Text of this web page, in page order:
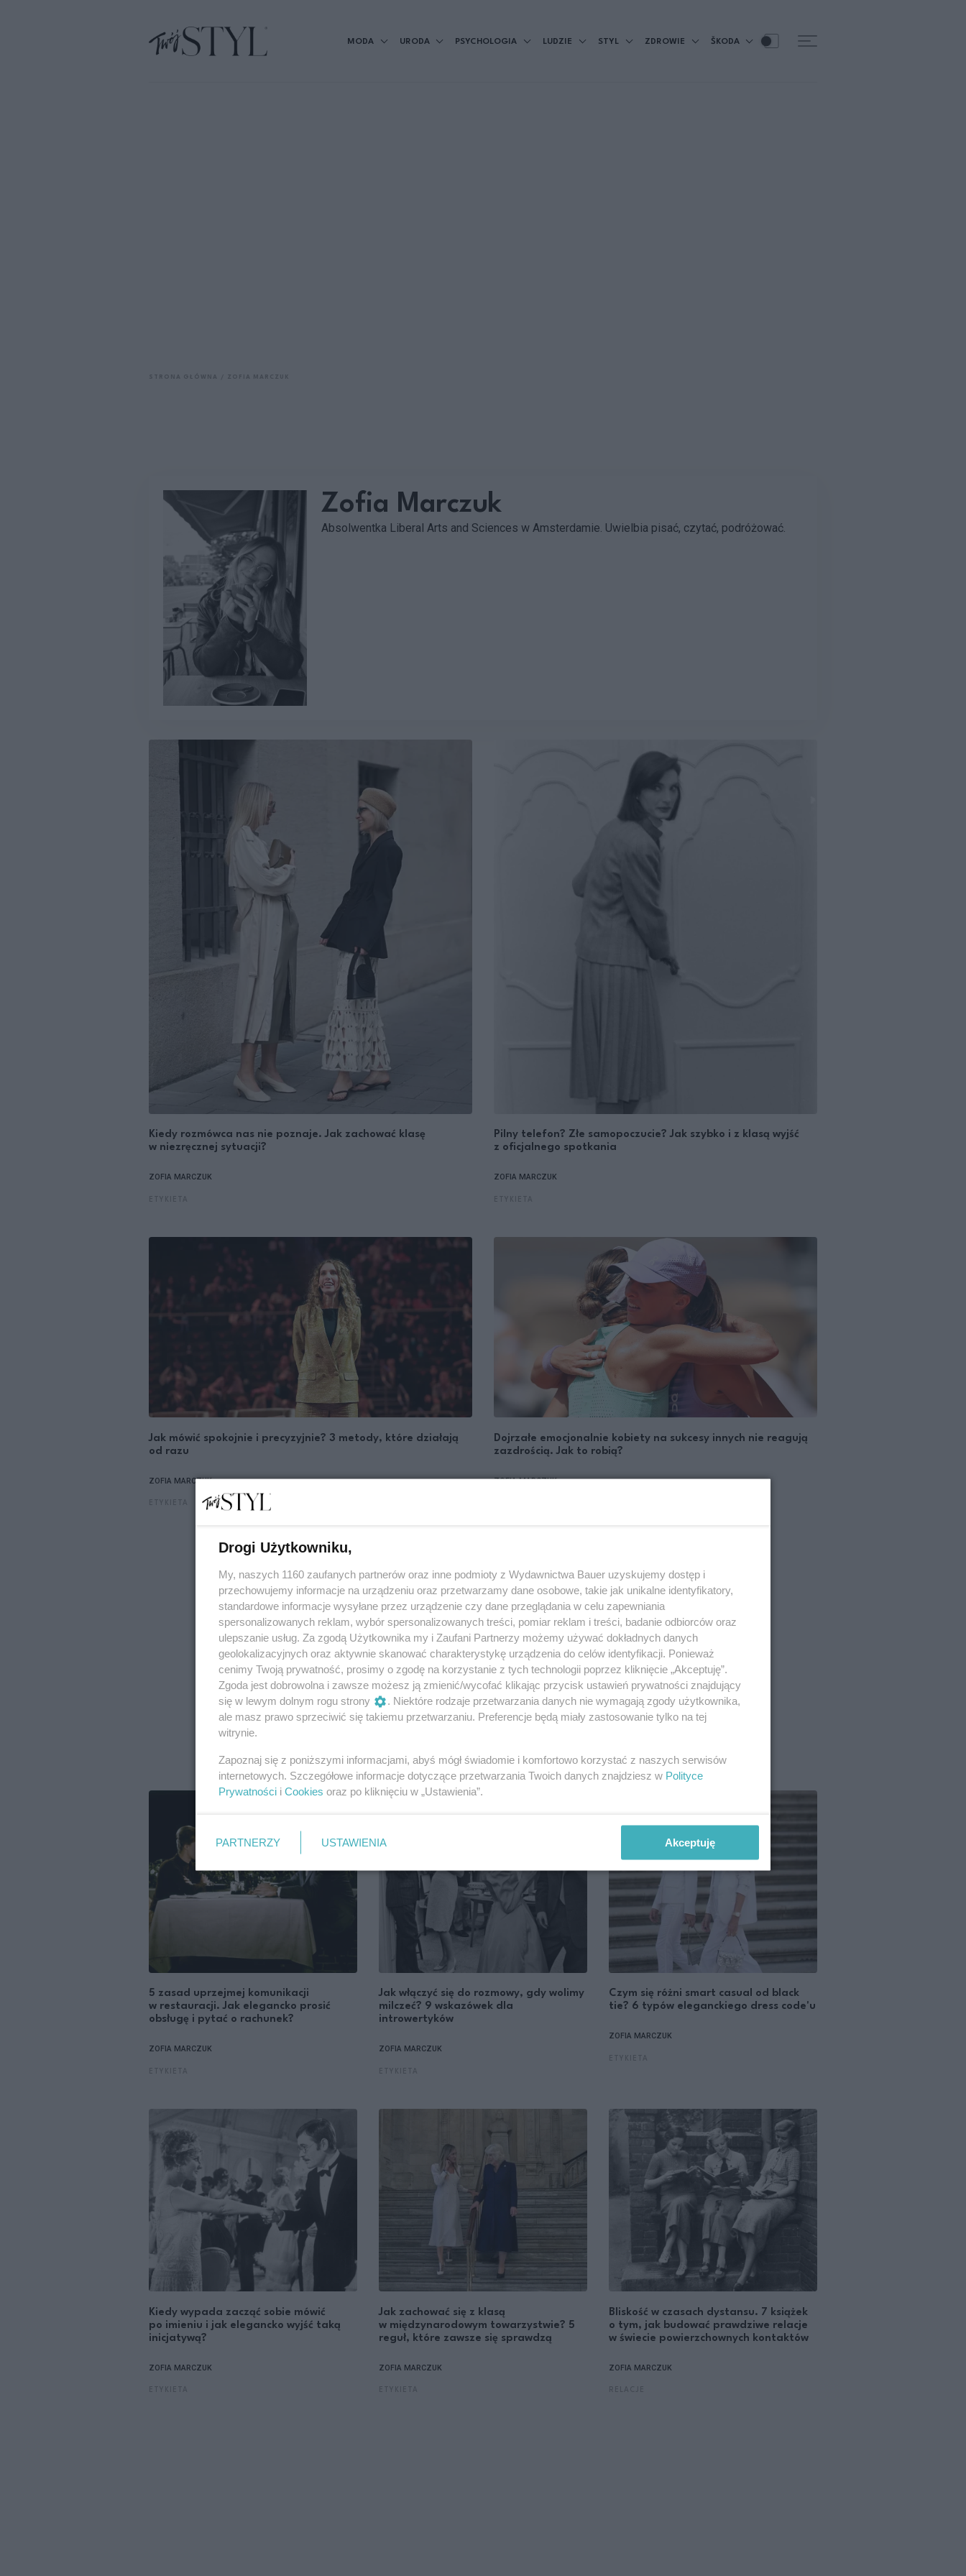
MODA URODA PSYCHOLOGIA LUDZIE STYL ZDROWIE ŠKODA
Zofia Marczuk
Absolwentka Liberal Arts and Sciences w Amsterdamie. Uwielbia pisać, czytać, podróżować.
Kiedy rozmówca nas nie poznaje. Jak zachować klasę
w niezręcznej sytuacji?
ZOFIA MARCZUK
Pilny telefon? Złe samopoczucie? Jak szybko i z klasą wyjść
z oficjalnego spotkania
ZOFIA MARCZUK
Jak mówić spokojnie i precyzyjnie? 3 metody, które działają
od razu
ZOFIA MARCZUK
Dojrzałe emocjonalnie kobiety na sukcesy innych nie reagują
zazdrością. Jak to robią?
ZOFIA MARCZUK
5 zasad uprzejmej komunikacji
w restauracji. Jak elegancko prosić
obsługę i pytać o rachunek?
ZOFIA MARCZUK
Jak włączyć się do rozmowy, gdy wolimy
milczeć? 9 wskazówek dla
introwertyków
ZOFIA MARCZUK
Czym się różni smart casual od black
tie? 6 typów eleganckiego dress code'u
ZOFIA MARCZUK
Kiedy wypada zacząć sobie mówić
po imieniu i jak elegancko wyjść taką
inicjatywą?
ZOFIA MARCZUK
Jak zachować się z klasą
w międzynarodowym towarzystwie? 5
reguł, które zawsze się sprawdzą
ZOFIA MARCZUK
Bliskość w czasach dystansu. 7 książek
o tym, jak budować prawdziwe relacje
w świecie powierzchownych kontaktów
ZOFIA MARCZUK
Drogi Użytkowniku,
My, naszych 1160 zaufanych partnerów oraz inne podmioty z Wydawnictwa Bauer uzyskujemy dostęp i
przechowujemy informacje na urządzeniu oraz przetwarzamy dane osobowe, takie jak unikalne identyfikatory,
standardowe informacje wysyłane przez urządzenie czy dane przeglądania w celu zapewniania
spersonalizowanych reklam, wybór spersonalizowanych treści, pomiar reklam i treści, badanie odbiorców oraz
ulepszanie usług. Za zgodą Użytkownika my i Zaufani Partnerzy możemy używać dokładnych danych
geolokalizacyjnych oraz aktywnie skanować charakterystykę urządzenia do celów identyfikacji. Ponieważ
cenimy Twoją prywatność, prosimy o zgodę na korzystanie z tych technologii poprzez kliknięcie „Akceptuję”.
Zgoda jest dobrowolna i zawsze możesz ją zmienić/wycofać klikając przycisk ustawień prywatności znajdujący
się w lewym dolnym rogu strony
. Niektóre rodzaje przetwarzania danych nie wymagają zgody użytkownika,
ale masz prawo sprzeciwić się takiemu przetwarzaniu. Preferencje będą miały zastosowanie tylko na tej
witrynie.
Zapoznaj się z poniższymi informacjami, abyś mógł świadomie i komfortowo korzystać z naszych serwisów
internetowych. Szczegółowe informacje dotyczące przetwarzania Twoich danych znajdziesz w Polityce
Prywatności i Cookies oraz po kliknięciu w „Ustawienia”.
PARTNERZY USTAWIENIA Akceptuję